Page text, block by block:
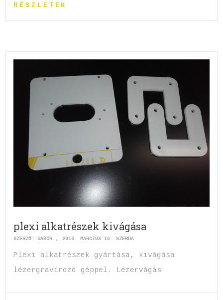
RÉSZLETEK
plexi alkatrészek kivágása
SZERZŐ:GABOR 2016. MÁRCIUS 16. SZERDA
Plexi alkatrészek gyártása, kivágása
lézergravírozó géppel. Lézervágás